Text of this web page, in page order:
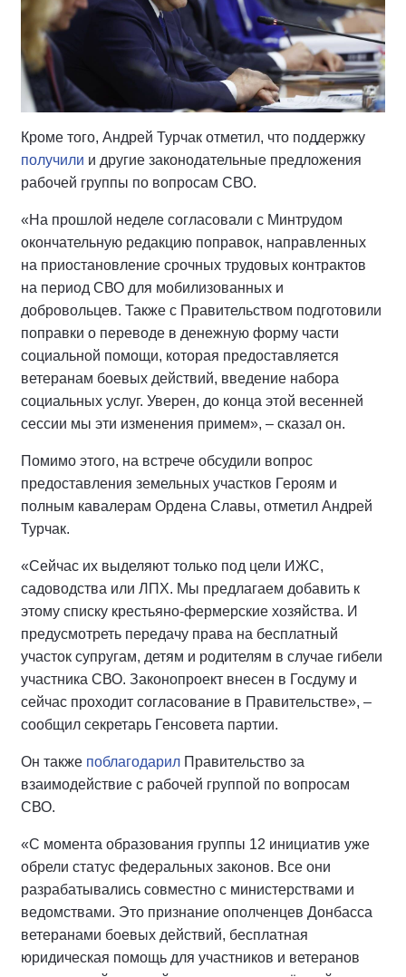
Кроме того, Андрей Турчак отметил, что поддержку
получили и другие законодательные предложения
рабочей группы по вопросам СВО.
«На прошлой неделе согласовали с Минтрудом
окончательную редакцию поправок, направленных
на приостановление срочных трудовых контрактов
на период СВО для мобилизованных и
добровольцев. Также с Правительством подготовили
поправки о переводе в денежную форму части
социальной помощи, которая предоставляется
ветеранам боевых действий, введение набора
социальных услуг. Уверен, до конца этой весенней
сессии мы эти изменения примем», – сказал он.
Помимо этого, на встрече обсудили вопрос
предоставления земельных участков Героям и
полным кавалерам Ордена Славы, отметил Андрей
Турчак.
«Сейчас их выделяют только под цели ИЖС,
садоводства или ЛПХ. Мы предлагаем добавить к
этому списку крестьяно-фермерские хозяйства. И
предусмотреть передачу права на бесплатный
участок супругам, детям и родителям в случае гибели
участника СВО. Законопроект внесен в Госдуму и
сейчас проходит согласование в Правительстве», –
сообщил секретарь Генсовета партии.
Он также поблагодарил Правительство за
взаимодействие с рабочей группой по вопросам
СВО.
«С момента образования группы 12 инициатив уже
обрели статус федеральных законов. Все они
разрабатывались совместно с министерствами и
ведомствами. Это признание ополченцев Донбасса
ветеранами боевых действий, бесплатная
юридическая помощь для участников и ветеранов